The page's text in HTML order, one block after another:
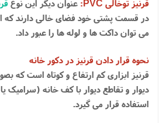
قرنیز توخالی PVC
: عنوان دیگر این نوع
در قسمت پشتی خود فضای خالی دارند که
می توان داکت ها و لوله ها را عبور داد.
نحوه قرار دادن قرنیز در دکور خانه
قرنیز ابزاری کم ارتفاع و کوتاه است که
دیوار و تقاطع دیوار با کف خانه (سرامیک
استفاده قرار می گیرد.